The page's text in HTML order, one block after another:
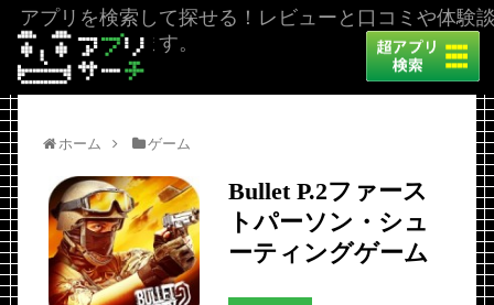
アプリを検索して探せる！レビューと口コミや体験
を掲載しています。
ホーム ゲーム
Bullet P.2ファース
トパーソン・シュ
ーティングゲーム